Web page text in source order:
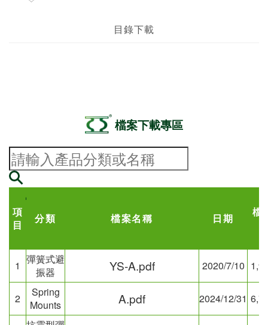
目錄下載
檔案下載專區
項
目
分類 檔案名稱 日期
檔
1 彈簧式避
振器
YS-A.pdf 2020/7/10
2
Spring
Mounts
A.pdf 2024/12/31